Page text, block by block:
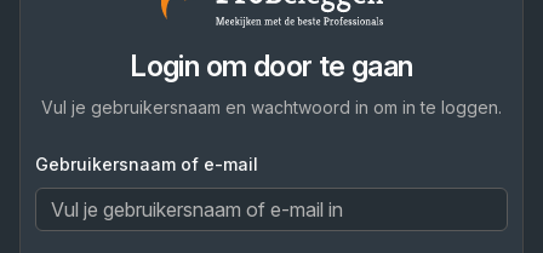
Login om door te gaan
Vul je gebruikersnaam en wachtwoord in om in te loggen.
Gebruikersnaam of e-mail